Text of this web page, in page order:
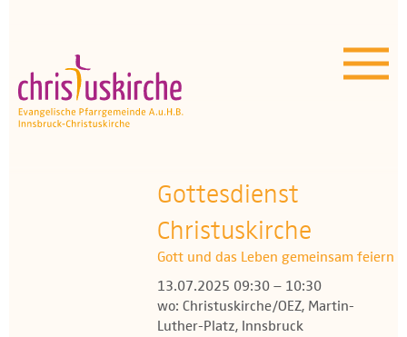
Unser Angebot
OEZ
Wissenswertes
Medien
Kontakt
Gottesdienst
Christuskirche
Gott und das Leben gemeinsam feiern
13.07.2025 09:30 – 10:30
wo: Christuskirche/OEZ, Martin-
Luther-Platz, Innsbruck